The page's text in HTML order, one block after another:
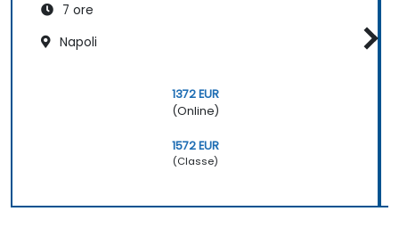
7 ore
Napoli
1372 EUR
(Online)
1572 EUR
(Classe)